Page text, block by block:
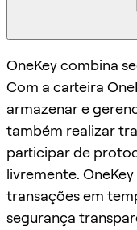
OneKey combina
Com a carteira
armazenar e
também realizar
participar de
livremente.
transações em
segurança